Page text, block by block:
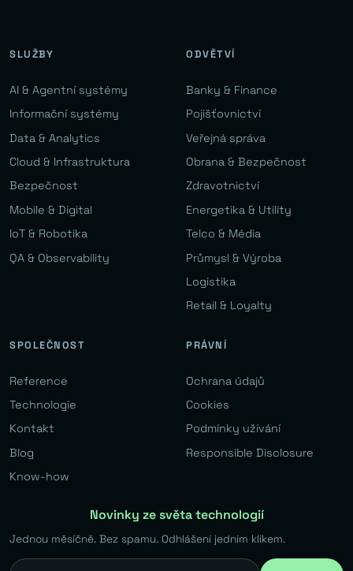
SLUŽBY
AI & Agentní systémy
Informační systémy
Data & Analytics
Cloud & Infrastruktura
Bezpečnost
Mobile & Digital
IoT & Robotika
QA & Observability
ODVĚTVÍ
Banky & Finance
Pojišťovnictví
Veřejná správa
Obrana & Bezpečnost
Zdravotnictví
Energetika & Utility
Telco & Média
Průmysl & Výroba
Logistika
Retail & Loyalty
SPOLEČNOST
Reference
Technologie
Kontakt
Blog
Know-how
PRÁVNÍ
Ochrana údajů
Cookies
Podmínky užívání
Responsible Disclosure
Novinky ze světa technologií
Jednou měsíčně. Bez spamu. Odhlášení jedním klikem.